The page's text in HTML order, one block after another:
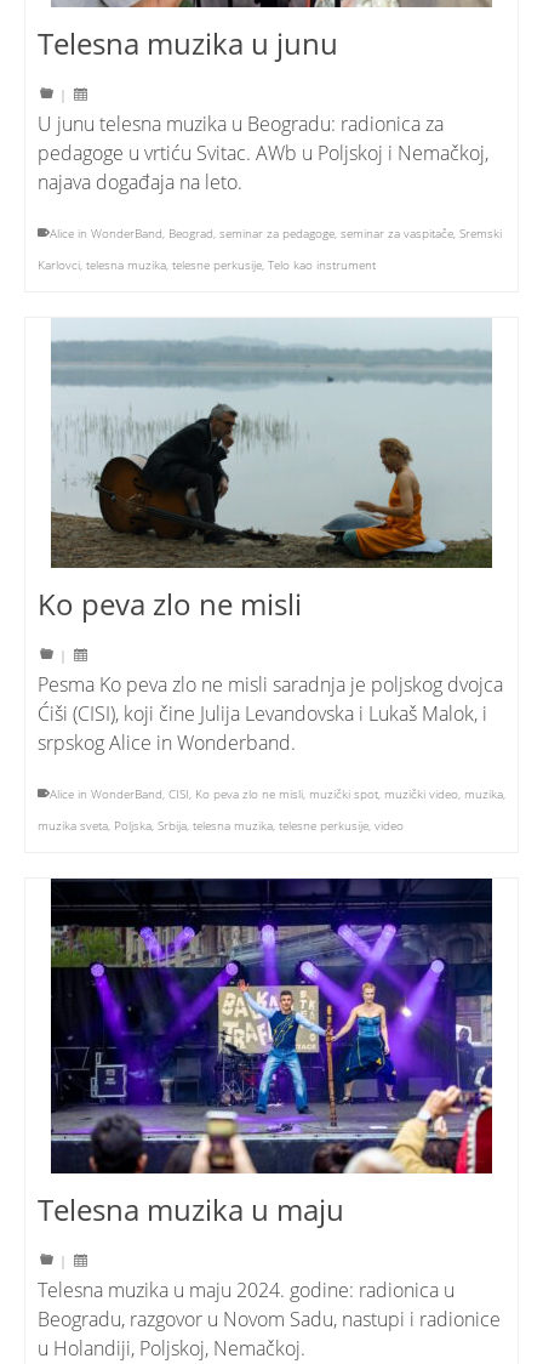
Telesna muzika u junu
|
U junu telesna muzika u Beogradu: radionica za
pedagoge u vrtiću Svitac. AWb u Poljskoj i Nemačkoj,
najava događaja na leto.
Alice in WonderBand, Beograd, seminar za pedagoge, seminar za vaspitače, Sremski
Karlovci, telesna muzika, telesne perkusije, Telo kao instrument
Ko peva zlo ne misli
|
Pesma Ko peva zlo ne misli saradnja je poljskog dvojca
Ćiši (CISI), koji čine Julija Levandovska i Lukaš Malok, i
srpskog Alice in Wonderband.
Alice in WonderBand, CISI, Ko peva zlo ne misli, muzički spot, muzički video, muzika,
muzika sveta, Poljska, Srbija, telesna muzika, telesne perkusije, video
Telesna muzika u maju
|
Telesna muzika u maju 2024. godine: radionica u
Beogradu, razgovor u Novom Sadu, nastupi i radionice
u Holandiji, Poljskoj, Nemačkoj.